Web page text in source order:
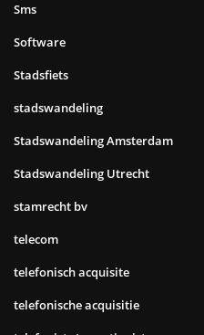
Sms
Software
Stadsfiets
stadswandeling
Stadswandeling Amsterdam
Stadswandeling Utrecht
stamrecht bv
telecom
telefonisch acquisite
telefonische acquisitie